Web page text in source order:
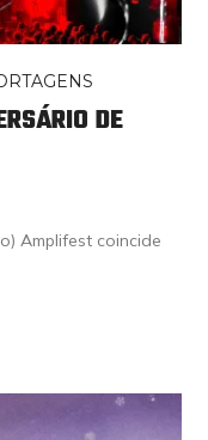
DE
Amplifest coincide